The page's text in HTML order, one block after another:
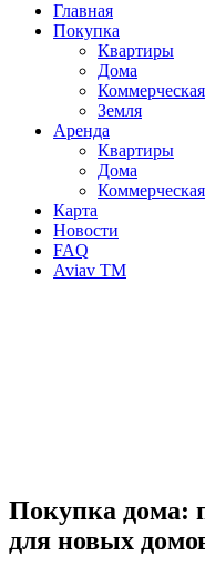
Главная
Покупка
Квартиры
Дома
Коммерческая
Земля
Аренда
Квартиры
Дома
Коммерческая
Карта
Новости
FAQ
Aviav TM
Покупка дома:
для новых